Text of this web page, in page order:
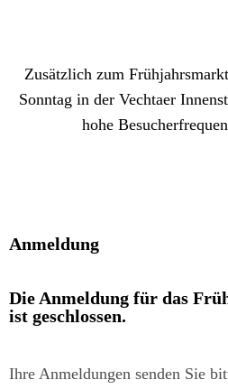
Zusätzlich zum
Sonntag in der Vechtaer
hohe
Anmeldung
Die Anmeldung für das
ist geschlossen.
Ihre Anmeldungen senden Sie